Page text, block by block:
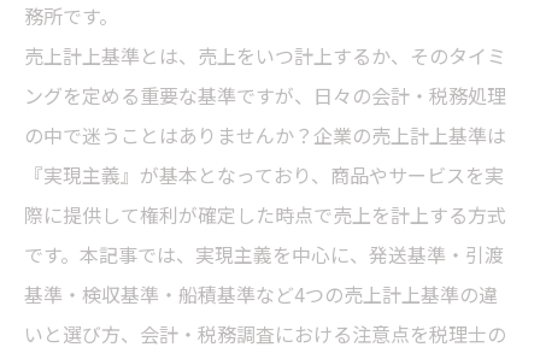
務所です。
売上計上基準とは、売上をいつ計上するか、そのタイミ
ングを定める重要な基準ですが、日々の会計・税務処理
の中で迷うことはありませんか？企業の売上計上基準は
『実現主義』が基本となっており、商品やサービスを実
際に提供して権利が確定した時点で売上を計上する方式
です。本記事では、実現主義を中心に、発送基準・引渡
基準・検収基準・船積基準など4つの売上計上基準の違
いと選び方、会計・税務調査における注意点を税理士の